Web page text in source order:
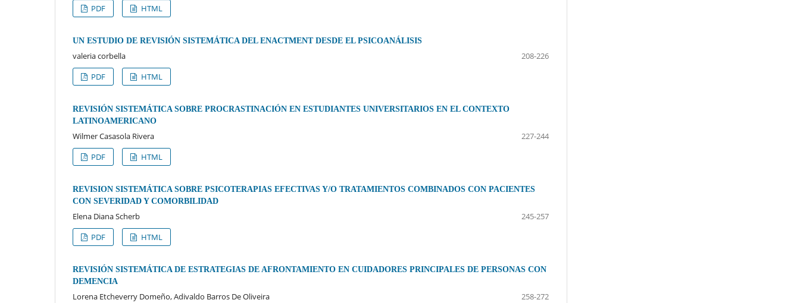
PDF
HTML
UN ESTUDIO DE REVISIÓN SISTEMÁTICA DEL ENACTMENT DESDE EL PSICOANÁLISIS
valeria corbella
208-226
PDF
HTML
REVISIÓN SISTEMÁTICA SOBRE PROCRASTINACIÓN EN ESTUDIANTES UNIVERSITARIOS EN EL CONTEXTO
LATINOAMERICANO
Wilmer Casasola Rivera
227-244
PDF
HTML
REVISION SISTEMÁTICA SOBRE PSICOTERAPIAS EFECTIVAS Y/O TRATAMIENTOS COMBINADOS CON PACIENTES
CON SEVERIDAD Y COMORBILIDAD
Elena Diana Scherb
245-257
PDF
HTML
REVISIÓN SISTEMÁTICA DE ESTRATEGIAS DE AFRONTAMIENTO EN CUIDADORES PRINCIPALES DE PERSONAS CON
DEMENCIA
Lorena Etcheverry Domeño, Adivaldo Barros De Oliveira
258-272